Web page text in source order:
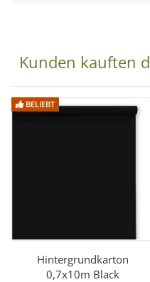
mehr
Technische Daten
Oberfläche:Reflexarm,
Kunden kauften
BELIEBT
Hintergrundkarton
0,7x10m Black